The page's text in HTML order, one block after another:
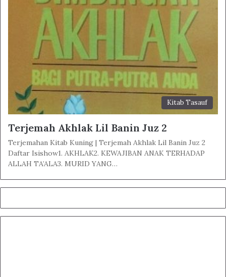
Kitab Tasauf
Terjemah Akhlak Lil Banin Juz 2
Terjemahan Kitab Kuning | Terjemah Akhlak Lil Banin Juz 2
Daftar Isishow1. AKHLAK2. KEWAJIBAN ANAK TERHADAP
ALLAH TA’ALA3. MURID YANG…